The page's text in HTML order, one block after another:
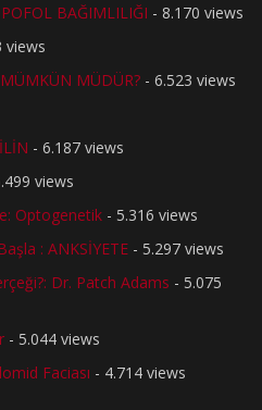
BAĞIMLILIĞI - 8.170 views
views
MÜDÜR? - 6.523 views
- 6.187 views
views
Optogenetik - 5.316 views
: ANKSİYETE - 5.297 views
Dr. Patch Adams - 5.075
- 5.044 views
Faciası - 4.714 views